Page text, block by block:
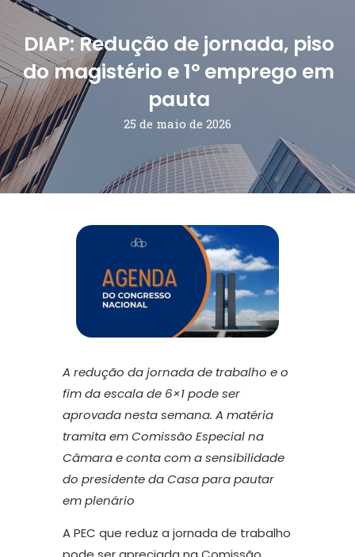
DIAP: Redução de jornada, piso
do magistério e 1º emprego em
pauta
25 de maio de 2026
A redução da jornada de trabalho e o
fim da escala de 6×1 pode ser
aprovada nesta semana. A matéria
tramita em Comissão Especial na
Câmara e conta com a sensibilidade
do presidente da Casa para pautar
em plenário
A PEC que reduz a jornada de trabalho